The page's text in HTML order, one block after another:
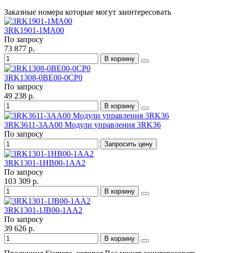
Заказные номера которые могут заинтересовать
3RK1901-1MA00
По запросу
73 877 р.
В корзину
3RK1308-0BE00-0CP0
По запросу
49 238 р.
В корзину
3RK3611-3AA00 Модули управления 3RK36
По запросу
Запросить цену
3RK1301-1HB00-1AA2
По запросу
103 309 р.
В корзину
3RK1301-1JB00-1AA2
По запросу
39 626 р.
В корзину